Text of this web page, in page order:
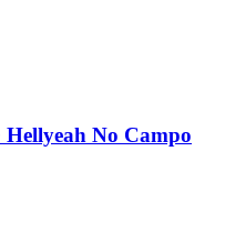
No Campo